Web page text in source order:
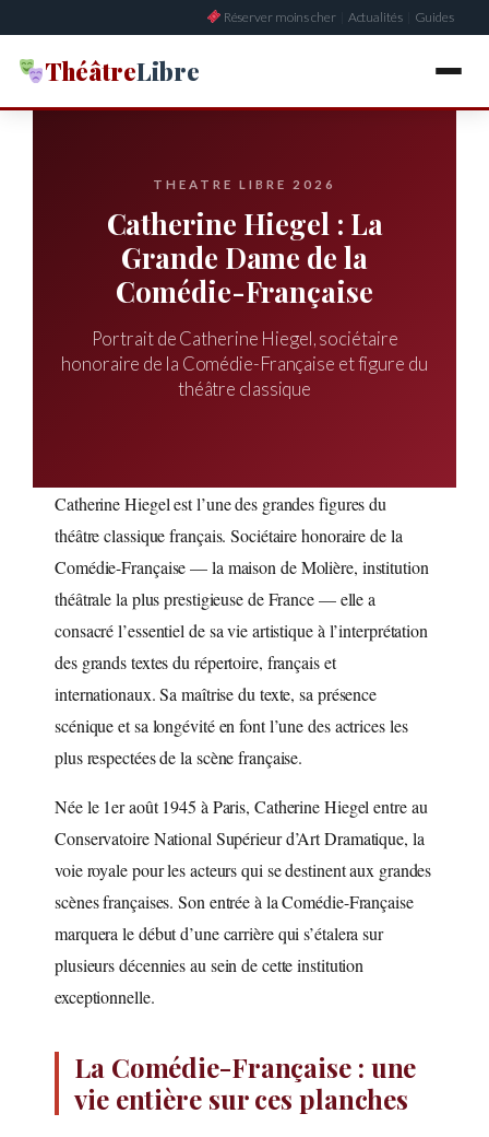
au
contenu
Réserver moins cher Actualités Guides
ThéâtreLibre
THEATRE LIBRE 2026
Catherine Hiegel : La
Grande Dame de la
Comédie-Française
Portrait de Catherine Hiegel, sociétaire
honoraire de la Comédie-Française et figure du
théâtre classique
Catherine Hiegel est l’une des grandes figures du
théâtre classique français. Sociétaire honoraire de la
Comédie-Française — la maison de Molière, institution
théâtrale la plus prestigieuse de France — elle a
consacré l’essentiel de sa vie artistique à l’interprétation
des grands textes du répertoire, français et
internationaux. Sa maîtrise du texte, sa présence
scénique et sa longévité en font l’une des actrices les
plus respectées de la scène française.
Née le 1er août 1945 à Paris, Catherine Hiegel entre au
Conservatoire National Supérieur d’Art Dramatique, la
voie royale pour les acteurs qui se destinent aux grandes
scènes françaises. Son entrée à la Comédie-Française
marquera le début d’une carrière qui s’étalera sur
plusieurs décennies au sein de cette institution
exceptionnelle.
La Comédie-Française : une
vie entière sur ces planches